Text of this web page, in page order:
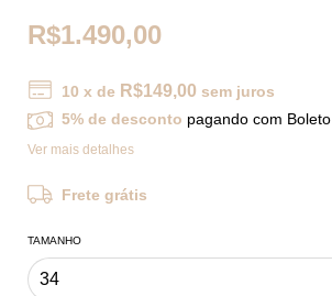
R$1.490,00
10 x de R$149,00 sem juros
5% de desconto pagando com Boleto
Ver mais detalhes
Frete grátis
TAMANHO